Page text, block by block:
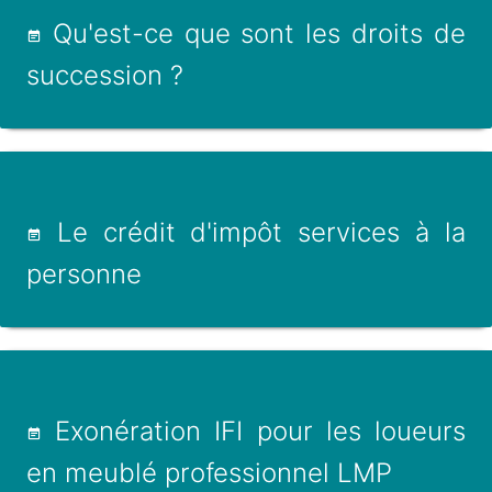
Qu'est-ce que sont les droits de
succession ?
Le crédit d'impôt services à la
personne
Exonération IFI pour les loueurs
en meublé professionnel LMP